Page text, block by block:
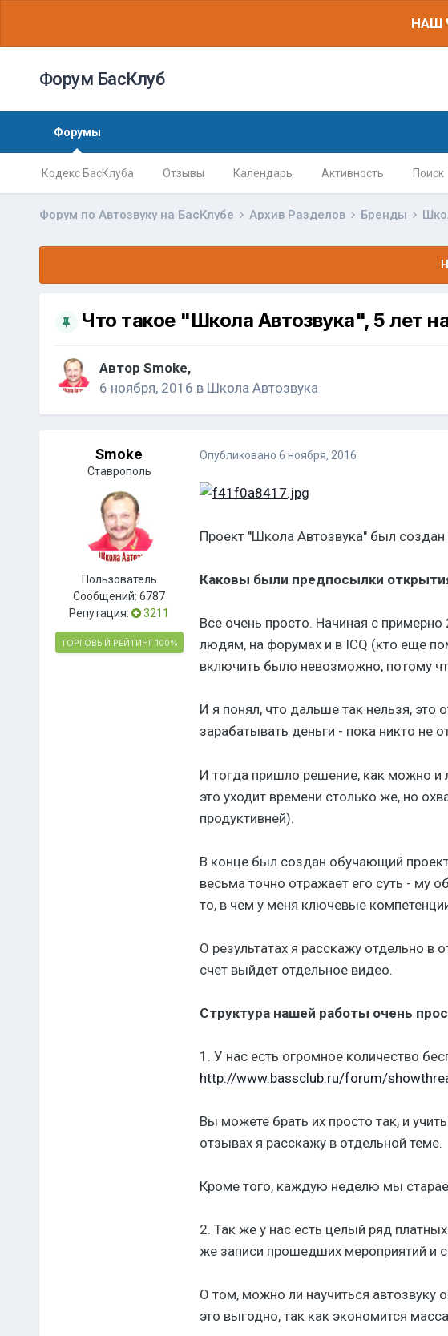
НАШ
Форум БасКлуб
Форумы
Кодекс БасКлуба Отзывы Календарь Активность Поиск
Форум по Автозвуку на БасКлубе Архив Разделов Бренды
Что такое "Школа Автозвука", 5 лет
Автор Smoke,
6 ноября, 2016 в Школа Автозвука
Smoke
Ставрополь
Пользователь
Сообщений:6787
Репутация:
3211
ТОРГОВЫЙ РЕЙТИНГ 100%
Опубликовано 6 ноября, 2016
Проект "Школа Автозвука" был создан
Каковы были предпосылки
Все очень просто. Начиная с
людям, на форумах и в ICQ (кто еще
включить было невозможно, потому
И я понял, что дальше так нельзя, это
зарабатывать деньги - пока никто не
И тогда пришло решение, как можно и
это уходит времени столько же, но
продуктивней).
В конце был создан обучающий
весьма точно отражает его суть - му
то, в чем у меня ключевые
О результатах я расскажу отдельно в
счет выйдет отдельное видео.
Структура нашей работы очень
1. У нас есть огромное количество
http://www.bassclub.ru/forum/
Вы можете брать их просто так, и
отзывах я расскажу в отдельной теме.
Кроме того, каждую неделю мы
2. Так же у нас есть целый ряд
же записи прошедших мероприятий и
О том, можно ли научиться автозвуку
это выгодно, так как экономится